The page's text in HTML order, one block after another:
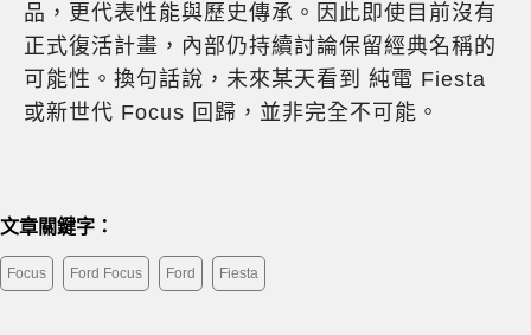
品，更代表性能與歷史傳承。因此即使目前沒有
正式復活計畫，內部仍持續討論保留經典名稱的
可能性。換句話說，未來某天看到 純電 Fiesta
或新世代 Focus 回歸，並非完全不可能。
文章關鍵字：
Focus Ford Focus Ford Fiesta